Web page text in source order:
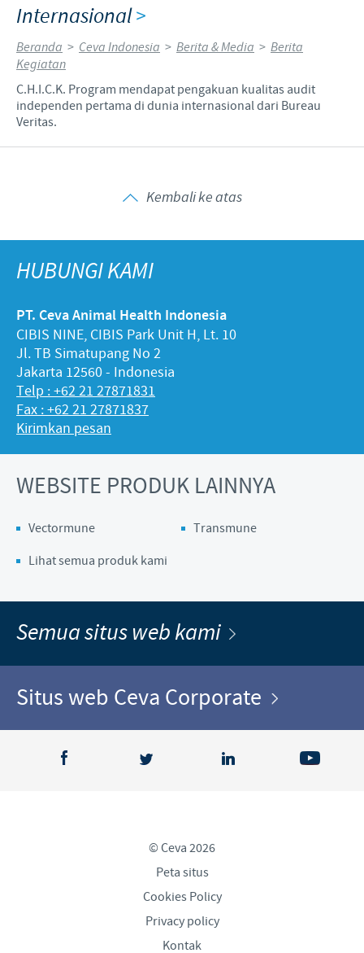
Internasional>
Beranda > Ceva Indonesia > Berita & Media > Berita
Kegiatan
C.H.I.C.K. Program mendapat pengakuan kualitas audit
independen pertama di dunia internasional dari Bureau
Veritas.
Kembali ke atas
HUBUNGI KAMI
PT. Ceva Animal Health Indonesia
CIBIS NINE, CIBIS Park Unit H, Lt. 10
Jl. TB Simatupang No 2
Jakarta 12560 - Indonesia
Telp : +62 21 27871831
Fax : +62 21 27871837
Kirimkan pesan
WEBSITE PRODUK LAINNYA
Vectormune
Transmune
Lihat semua produk kami
Semua situs web kami
Situs web Ceva Corporate
© Ceva 2026
Peta situs
Cookies Policy
Privacy policy
Kontak